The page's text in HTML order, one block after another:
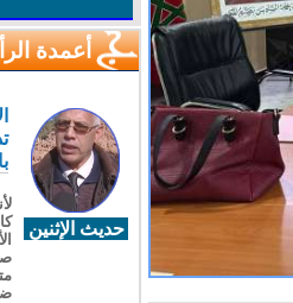
أعمدة
حديث الإثنين